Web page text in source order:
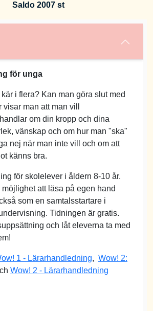
Saldo 2007 st
för unga
i flera? Kan man göra slut med
man att man vill
om din kropp och dina
vänskap och om hur man "ska"
nej när man inte vill och om att
känns bra.
för skolelever i åldern 8-10 år.
att läsa på egen hand
som en samtalsstartare i
Tidningen är gratis.
och låt eleverna ta med
1 - Lärarhandledning, Wow! 2:
Wow! 2 - Lärarhandledning